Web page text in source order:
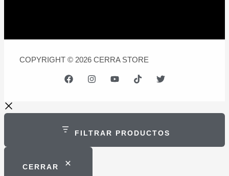
COPYRIGHT © 2026 CERRA STORE
FILTRAR PRODUCTOS
CERRAR